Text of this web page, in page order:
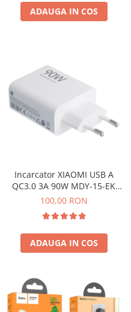
ADAUGA IN COS
Incarcator XIAOMI USB A
QC3.0 3A 90W MDY-15-EK
SERVICE PACK Alb - BULK
100,00 RON
ADAUGA IN COS